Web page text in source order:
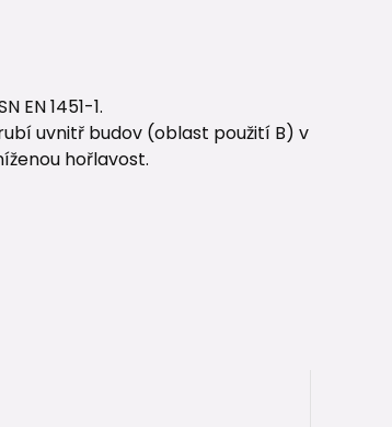
1451-1.
uvnitř budov (oblast použití B) v
hořlavost.